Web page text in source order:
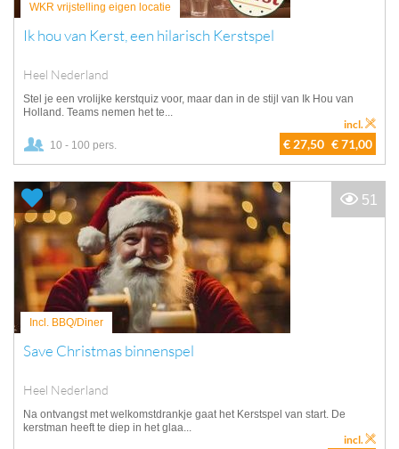
WKR vrijstelling eigen locatie
Ik hou van Kerst, een hilarisch Kerstspel
Heel Nederland
Stel je een vrolijke kerstquiz voor, maar dan in de stijl van Ik Hou van
Holland. Teams nemen het te...
10 - 100 pers. € 27,50 € 71,00
incl.
Incl. BBQ/Diner
Save Christmas binnenspel
Heel Nederland
Na ontvangst met welkomstdrankje gaat het Kerstspel van start. De
kerstman heeft te diep in het glaa...
incl.
51